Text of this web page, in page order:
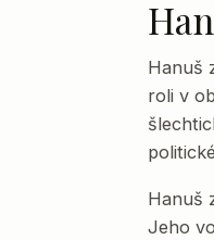
Hanuš
roli v
Hanuš
Jeho